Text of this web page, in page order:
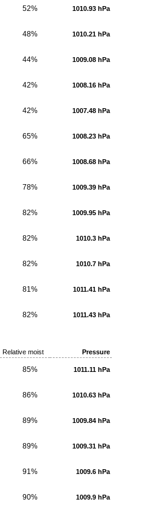
52% 1010.93 hPa
48% 1010.21 hPa
44% 1009.08 hPa
42% 1008.16 hPa
42% 1007.48 hPa
65% 1008.23 hPa
66% 1008.68 hPa
78% 1009.39 hPa
82% 1009.95 hPa
82% 1010.3 hPa
82% 1010.7 hPa
81% 1011.41 hPa
82% 1011.43 hPa
Relative moist Pressure
85% 1011.11 hPa
86% 1010.63 hPa
89% 1009.84 hPa
89% 1009.31 hPa
91% 1009.6 hPa
90% 1009.9 hPa